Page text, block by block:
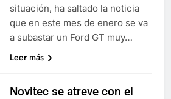
situación, ha saltado la noticia
que en este mes de enero se va
a subastar un Ford GT muy…
Leer más
Novitec se atreve con el